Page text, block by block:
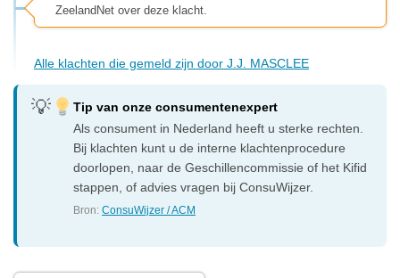
ZeelandNet over deze klacht.
Alle klachten die gemeld zijn door J.J. MASCLEE
Tip van onze consumentenexpert
Als consument in Nederland heeft u sterke rechten.
Bij klachten kunt u de interne klachtenprocedure
doorlopen, naar de Geschillencommissie of het Kifid
stappen, of advies vragen bij ConsuWijzer.
Bron:ConsuWijzer / ACM